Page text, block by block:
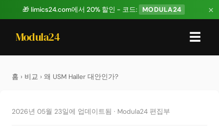
🎁 limics24.com에서 20% 할인 - 코드: MODULA24 ×
Modula24 ☰
홈 › 비교 › 왜 USM Haller 대안인가?
2026년 05월 23일에 업데이트됨 · Modula24 편집부